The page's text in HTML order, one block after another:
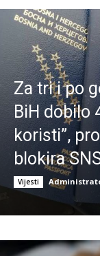
Za tri i po
BiH dobilo
koristi”,
blokira
Vijesti